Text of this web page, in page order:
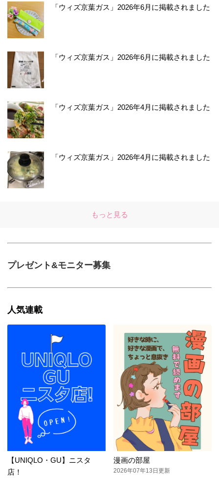
「ウィズ京葉ガス」2026年6月に掲載されました
「ウィズ京葉ガス」2026年6月に掲載されました
「ウィズ京葉ガス」2026年4月に掲載されました
「ウィズ京葉ガス」2026年4月に掲載されました
もっと見る
プレゼント&モニター募集
人気連載
【UNIQLO・GU】ニスタ
店！
漫画の部屋
2026年07年13日更新